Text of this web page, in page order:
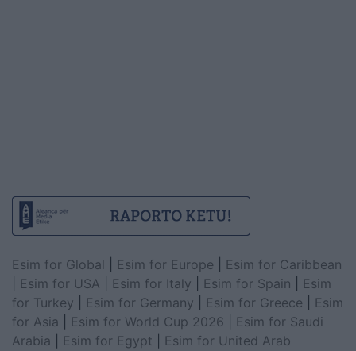
Esim for Global Esim for Europe
Esim for Caribbean
Esim for USA Esim for Italy Esim for Spain
Esim
for Turkey
Esim for Germany Esim for Greece
Esim
for Asia
Esim for World Cup 2026
Esim for Saudi
Arabia
Esim for Egypt
Esim for United Arab